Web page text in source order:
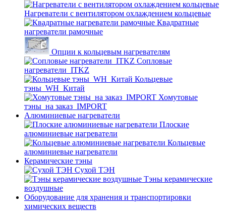
Нагреватели с вентилятором охлаждением кольцевые
Квадратные
нагреватели рамочные
Опции к кольцевым нагревателям
Cопловые
нагреватели_ITKZ
Кольцевые
тэны_WH_Китай
Хомутовые
тэны_на заказ_IMPORT
Алюминиевые нагреватели
Плоские
алюминиевые нагреватели
Кольцевые
алюминиевые нагреватели
Керамические тэны
Сухой ТЭН
Тэны керамические
воздушные
Оборудование для хранения и транспортировки
химических веществ